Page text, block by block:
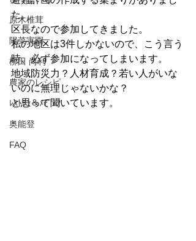
原木椎茸
陽菜実園
柳田 尚利
農家のレシピ
ﾚｽﾄﾗﾝ＆ﾒﾃﾞｨｱ
奥能登
FAQ
た。
区長なので参加してきました。
私の地区は3件しかないので、こう言う
時、必ず参加になってしまいます。
地域防災力？人材育成？若い人がいな
いのに無理じゃないかな？
と思って聞いています。